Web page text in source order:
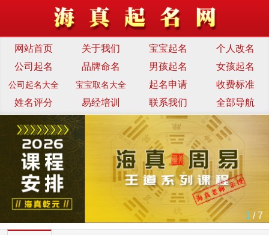
网站首页 关于我们 宝宝起名
个人改名
公司起名
品牌命名 男孩起名 女孩起名
公司起名大全 宝宝取名大全 起名申请
收费标准
姓名评分
易经培训 联系我们 全部导航
1 / 7